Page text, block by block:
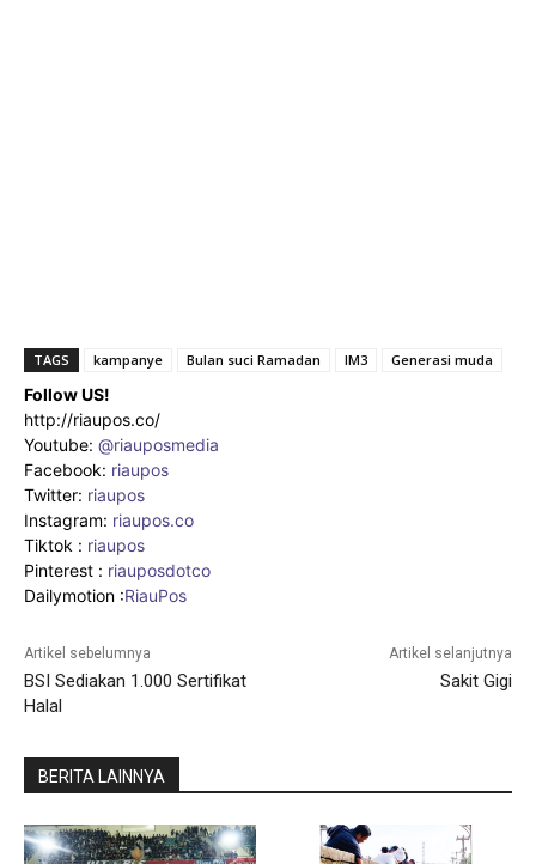
TAGS kampanye Bulan suci Ramadan IM3 Generasi muda
Follow US!
http://riaupos.co/
Youtube: @riauposmedia
Facebook: riaupos
Twitter: riaupos
Instagram: riaupos.co
Tiktok : riaupos
Pinterest : riauposdotco
Dailymotion :RiauPos
Artikel sebelumnya
BSI Sediakan 1.000 Sertifikat
Halal
Artikel selanjutnya
Sakit Gigi
BERITA LAINNYA